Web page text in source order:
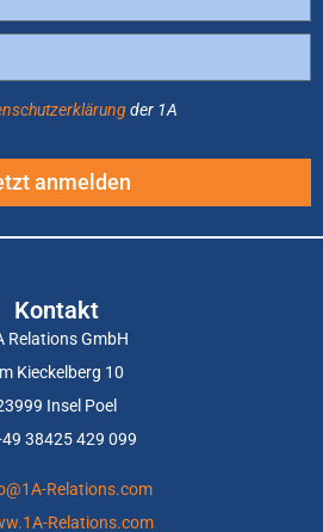
der 1A
anmelden
Kontakt
Relations GmbH
Kieckelberg 10
Insel Poel
49 38425 429 099
Relations.com
Relations.com